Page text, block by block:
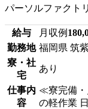
パーソルファクト
給与 月収例
勤務地 福岡県 筑
寮・社
宅
あり
仕事内
容
≪寮完備・
の軽作業